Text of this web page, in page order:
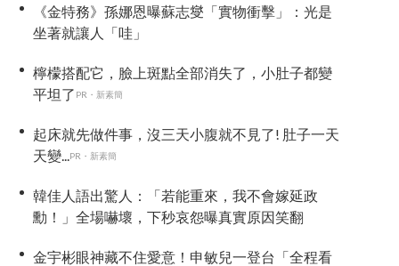
《金特務》孫娜恩曝蘇志燮「實物衝擊」：光是
坐著就讓人「哇」
檸檬搭配它，臉上斑點全部消失了，小肚子都變
平坦了 PR・新素簡
起床就先做件事，沒三天小腹就不見了! 肚子一天
天變...PR・新素簡
韓佳人語出驚人：「若能重來，我不會嫁延政
勳！」全場嚇壞，下秒哀怨曝真實原因笑翻
金宇彬眼神藏不住愛意！申敏兒一登台「全程看